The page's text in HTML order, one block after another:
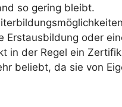
so gering bleibt.
Erstausbildung oder
in der Regel ein
beliebt, da sie von